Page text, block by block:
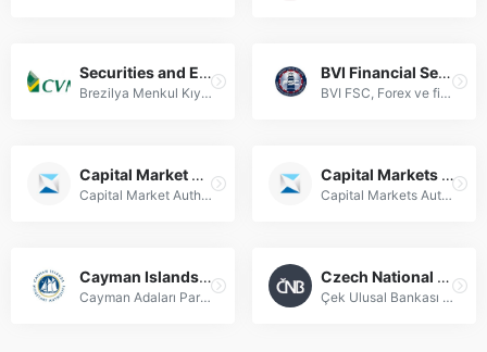
Securities and Exchange Commission of Brazil (CVM)
Brezilya Menkul Kıymetler Komisyonu (CVM), Forex piyasalarını düzenleyerek yatırımcıları korur ve finansal şeffaflık sağlar.
BVI Financial Services Commission (BVI FSC)
BVI FSC, Forex ve finans piyasalarında küresel denetim sağlayan, yatırımcı güvenliğini önceliklendiren yetkili düzenleyici kurumdur.
Capital Market Authority (CMA)
Capital Market Authority (CMA), Forex piyasalarının düzenlenmesi, denetlenmesi ve yatırımcı haklarının korunmasından sorumlu finansal düzenleyici kuruluştur.
Capital Markets Authority (CMA)
Capital Markets Authority (CMA), Forex piyasalarının düzenleyici otoritesi olup yatırımcı haklarını korur ve şeffaf işlem ortamı sağlar.
Cayman Islands Monetary Authority (CIMA)
Cayman Adaları Para Otoritesi (CIMA), küresel Forex piyasalarında sıkı denetimlerle finansal güvenlik ve uyumluluk sağlayan önde gelen düzenleyici kurumdur.
Czech National Bank (CNB)
Çek Ulusal Bankası (CNB), Forex piyasaları düzenlemeleri, para politikası ve finansal istikrar alanlarında yetkili merkez bankasıdır.